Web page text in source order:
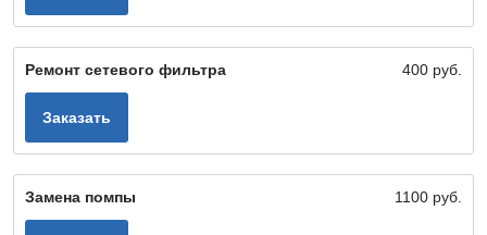
Ремонт сетевого фильтра 400 руб.
Заказать
Замена помпы 1100 руб.